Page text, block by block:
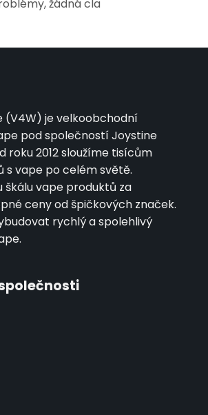
žádná cla
(V4W) je velkoobchodní
pod společností Joystine
roku 2012 sloužíme tisícům
s vape po celém světě.
škálu vape produktů za
ceny od špičkových značek.
rychlý a spolehlivý